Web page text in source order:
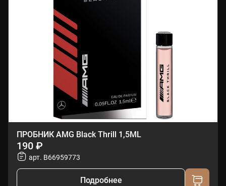
ПРОБНИК AMG Black Thrill 1,5ML
190 ₽
арт. B66959773
Подробнее